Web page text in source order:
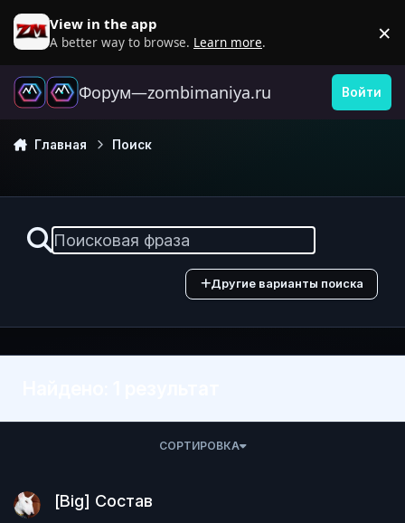
Перейти к содержанию
View in the app
A better way to browse. Learn more. ×
Форум—zombimaniya.ru Войти
Главная Поиск
Другие варианты поиска
СОРТИРОВКА
[Big] Состав